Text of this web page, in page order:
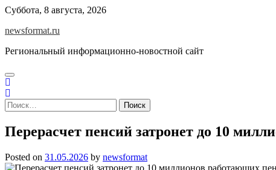
Skip
content
Суббота, 8 августа, 2026
newsformat.ru
Региональный информационно-новостной сайт
Найти:
Перерасчет пенсий затронет до 10
Posted on 31.05.2026 by newsformat